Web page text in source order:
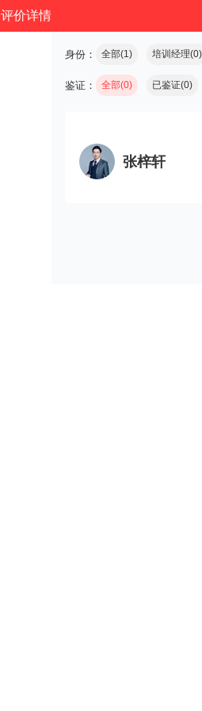
评价详情
身份： 全部(1) 培训经理(0)
鉴证： 全部(0) 已鉴证(0)
张梓轩